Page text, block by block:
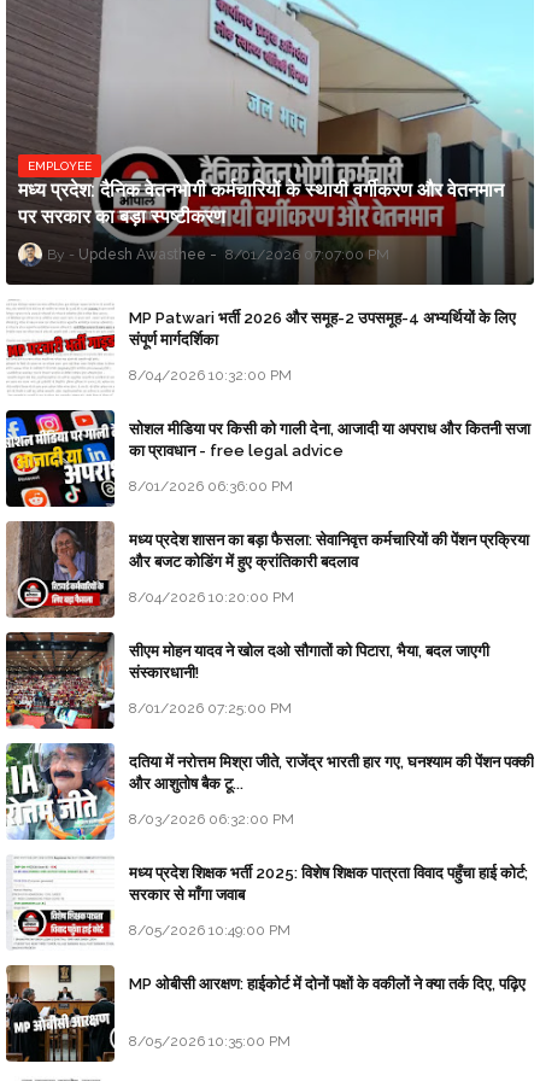
EMPLOYEE
मध्य प्रदेश: दैनिक वेतनभोगी कर्मचारियों के स्थायी वर्गीकरण और वेतनमान
पर सरकार का बड़ा स्पष्टीकरण
Updesh Awasthee 8/01/2026 07:07:00 PM
MP Patwari भर्ती 2026 और समूह-2 उपसमूह-4 अभ्यर्थियों के लिए
संपूर्ण मार्गदर्शिका
8/04/2026 10:32:00 PM
सोशल मीडिया पर किसी को गाली देना, आजादी या अपराध और कितनी सजा
का प्रावधान - free legal advice
8/01/2026 06:36:00 PM
मध्य प्रदेश शासन का बड़ा फैसला: सेवानिवृत्त कर्मचारियों की पेंशन प्रक्रिया
और बजट कोडिंग में हुए क्रांतिकारी बदलाव
8/04/2026 10:20:00 PM
सीएम मोहन यादव ने खोल दओ सौगातों को पिटारा, भैया, बदल जाएगी
संस्कारधानी!
8/01/2026 07:25:00 PM
दतिया में नरोत्तम मिश्रा जीते, राजेंद्र भारती हार गए, घनश्याम की पेंशन पक्की
और आशुतोष बैक टू...
8/03/2026 06:32:00 PM
मध्य प्रदेश शिक्षक भर्ती 2025: विशेष शिक्षक पात्रता विवाद पहुँचा हाई कोर्ट;
सरकार से माँगा जवाब
8/05/2026 10:49:00 PM
MP ओबीसी आरक्षण: हाईकोर्ट में दोनों पक्षों के वकीलों ने क्या तर्क दिए, पढ़िए
8/05/2026 10:35:00 PM